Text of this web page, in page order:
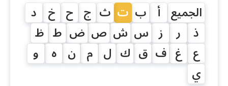
الجميع أ ب ت ث ج ح خ د
ذ ر ز س ش ص ض ط ظ
ع غ ف ق ك ل م ن ه و
ي